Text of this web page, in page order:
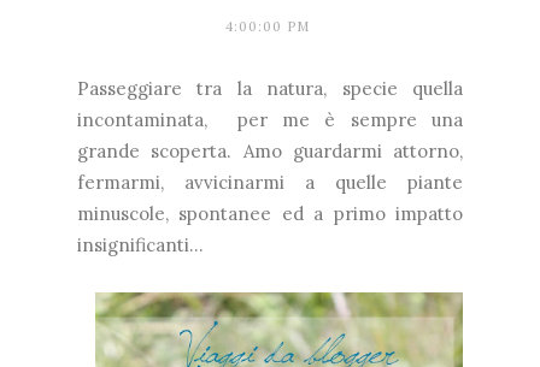
4:00:00 PM
Passeggiare tra la natura, specie quella
incontaminata, per me è sempre una
grande scoperta. Amo guardarmi attorno,
fermarmi, avvicinarmi a quelle piante
minuscole, spontanee ed a primo impatto
insignificanti...